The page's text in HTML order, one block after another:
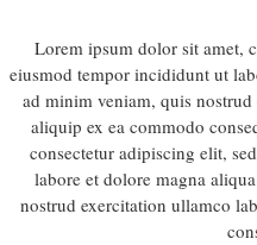
Lorem ipsum dolor sit amet,
eiusmod tempor incididunt ut
ad minim veniam, quis
aliquip ex ea commodo
consectetur adipiscing elit,
labore et dolore magna
nostrud exercitation ullamco